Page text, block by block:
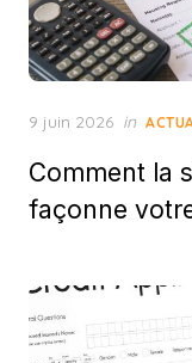
Posted
9 juin 2026 in
Comment la
façonne